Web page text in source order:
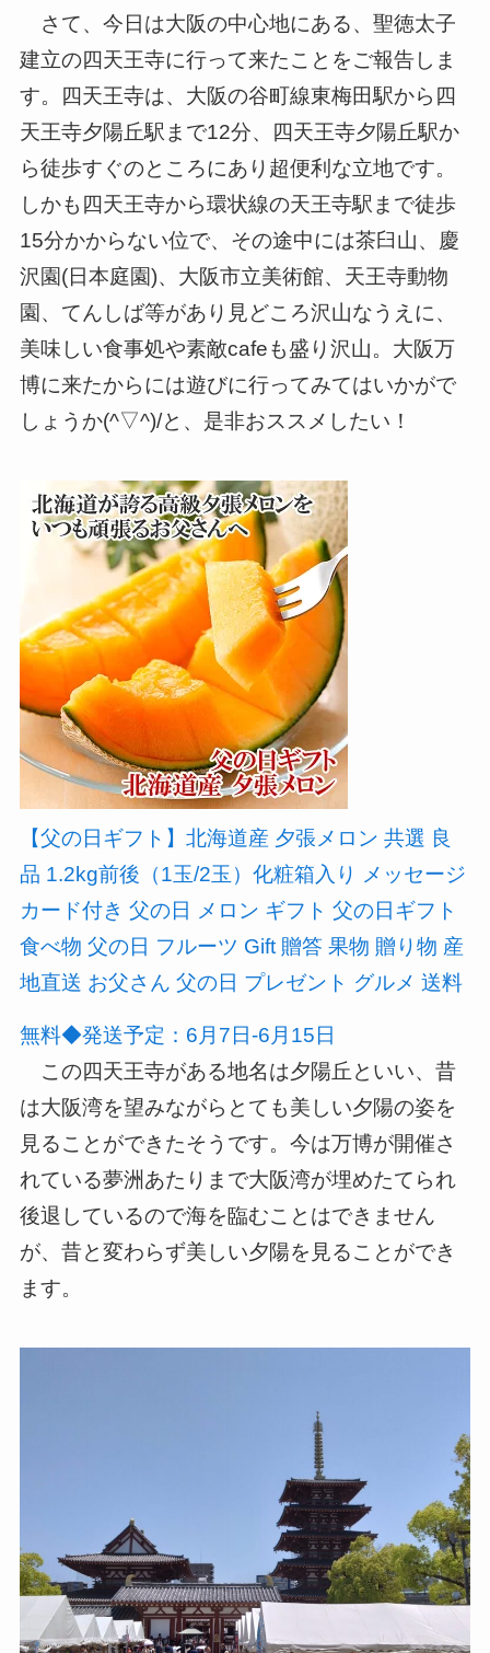
さて、今日は大阪の中心地にある、聖徳太子
建立の四天王寺に行って来たことをご報告しま
す。四天王寺は、大阪の谷町線東梅田駅から四
天王寺夕陽丘駅まで12分、四天王寺夕陽丘駅か
ら徒歩すぐのところにあり超便利な立地です。
しかも四天王寺から環状線の天王寺駅まで徒歩
15分かからない位で、その途中には茶臼山、慶
沢園(日本庭園)、大阪市立美術館、天王寺動物
園、てんしば等があり見どころ沢山なうえに、
美味しい食事処や素敵cafeも盛り沢山。大阪万
博に来たからには遊びに行ってみてはいかがで
しょうか(^▽^)/と、是非おススメしたい！
【父の日ギフト】北海道産 夕張メロン 共選 良
品 1.2kg前後（1玉/2玉）化粧箱入り メッセージ
カード付き 父の日 メロン ギフト 父の日ギフト
食べ物 父の日 フルーツ Gift 贈答 果物 贈り物 産
地直送 お父さん 父の日 プレゼント グルメ 送料
無料◆発送予定：6月7日-6月15日
この四天王寺がある地名は夕陽丘といい、昔
は大阪湾を望みながらとても美しい夕陽の姿を
見ることができたそうです。今は万博が開催さ
れている夢洲あたりまで大阪湾が埋めたてられ
後退しているので海を臨むことはできません
が、昔と変わらず美しい夕陽を見ることができ
ます。